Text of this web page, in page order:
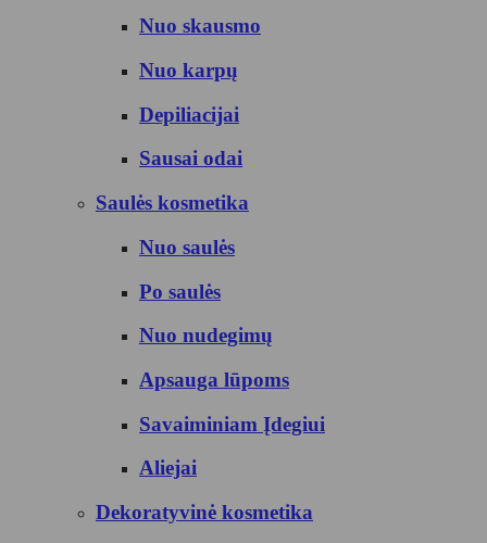
Nuo skausmo
Nuo karpų
Depiliacijai
Sausai odai
Saulės kosmetika
Nuo saulės
Po saulės
Nuo nudegimų
Apsauga lūpoms
Savaiminiam Įdegiui
Aliejai
Dekoratyvinė kosmetika